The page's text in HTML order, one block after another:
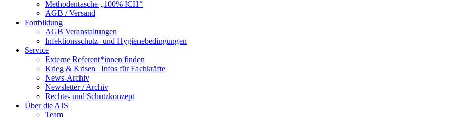
Methodentasche „100% ICH“
AGB / Versand
Fortbildung
AGB Veranstaltungen
Infektionsschutz- und Hygienebedingungen
Service
Externe Referent*innen finden
Krieg & Krisen | Infos für Fachkräfte
News-Archiv
Newsletter / Archiv
Rechte- und Schutzkonzept
Über die AJS
Team